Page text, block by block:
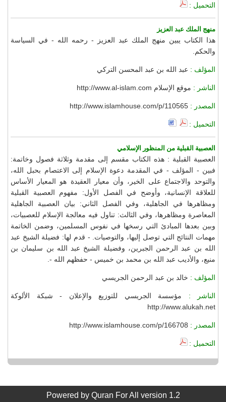
التحميل :
منهج الملك عبد العزيز
هذا الكتاب يبين منهج الملك عبد العزيز - رحمه الله - في السياسة
والحكم.
المؤلف : عبد الله بن عبد المحسن التركي
الناشر : موقع الإسلام http://www.al-islam.com
المصدر : http://www.islamhouse.com/p/110565
التحميل :
العصبية القبلية من المنظور الإسلامي
العصبية القبلية : هذه الكتاب مقسم إلى مقدمة وثلاثة فصول وخاتمة:
فبين - المؤلف - في المقدمة دعوة الإسلام إلى الاعتصام بحبل الله،
والتوحد والاجتماع على الخير، وأن معيار العقيدة هو المعيار الأساس
للعلاقة الإنسانية، وأوضح في الفصل الأول: مفهوم العصبية القبلية
ومظاهرها في الجاهلية، وفي الفصل الثاني: بيان العصبية الجاهلية
المعاصرة ومظاهرها، وفي الثالث: تناول فيه معالجة الإسلام للعصبيات،
وبين بعدها المبادئ التي رسخها في نفوس المسلمين، وضمن الخاتمة
مهمات النتائج التي توصل إليها، والتوصيات. - قدم لها: فضيلة الشيخ عبد
الله بن عبد الرحمن الجبرين، وفضيلة الشيخ عبد الله بن سليمان بن
منيع، والأديب عبد الله بن محمد بن خميس - حفظهم الله -.
المؤلف : خالد بن عبد الرحمن الجريسي
الناشر : مؤسسة الجريسي للتوزيع والإعلان - شبكة الألوكة
http://www.alukah.net
المصدر : http://www.islamhouse.com/p/166708
التحميل :
Powered by Quran For All version 1.2